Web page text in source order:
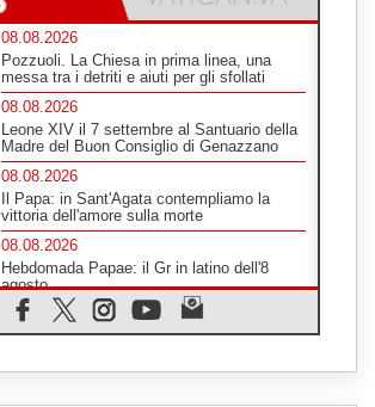
08.08.2026
Pozzuoli. La Chiesa in prima linea, una
messa tra i detriti e aiuti per gli sfollati
08.08.2026
Leone XIV il 7 settembre al Santuario della
Madre del Buon Consiglio di Genazzano
08.08.2026
Il Papa: in Sant'Agata contempliamo la
vittoria dell'amore sulla morte
08.08.2026
Hebdomada Papae: il Gr in latino dell'8
agosto
08.08.2026
Spin Time, Reina: Cristo non abita nei
senzatetto
08.08.2026